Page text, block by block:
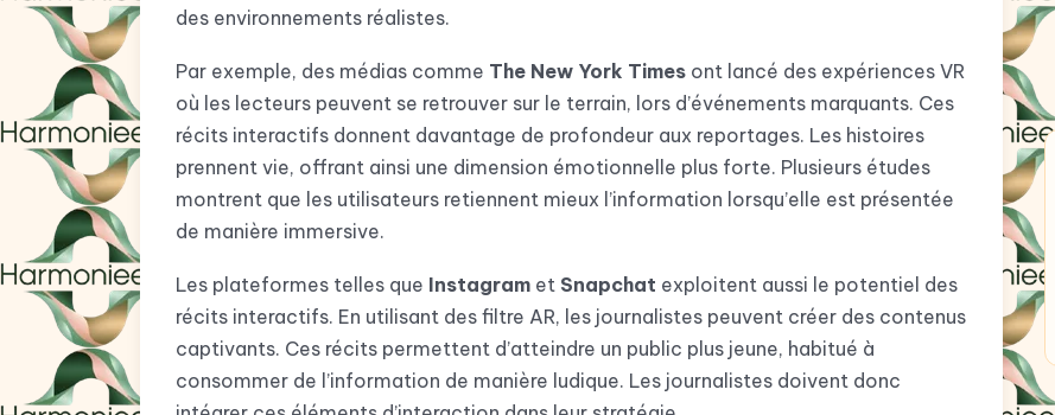
des environnements réalistes.
Par exemple, des médias comme The New York Times ont lancé des expériences VR
où les lecteurs peuvent se retrouver sur le terrain, lors d’événements marquants. Ces
récits interactifs donnent davantage de profondeur aux reportages. Les histoires
prennent vie, offrant ainsi une dimension émotionnelle plus forte. Plusieurs études
montrent que les utilisateurs retiennent mieux l’information lorsqu’elle est présentée
de manière immersive.
Les plateformes telles que Instagram et Snapchat exploitent aussi le potentiel des
récits interactifs. En utilisant des filtre AR, les journalistes peuvent créer des contenus
captivants. Ces récits permettent d’atteindre un public plus jeune, habitué à
consommer de l’information de manière ludique. Les journalistes doivent donc